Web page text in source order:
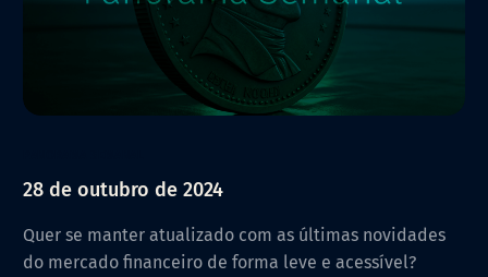
28 de outubro de 2024
Quer se manter atualizado com as últimas novidades
do mercado financeiro de forma leve e acessível?